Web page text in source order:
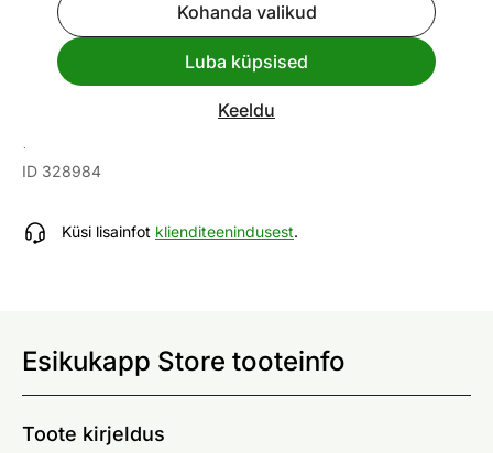
Kohanda valikud
Luba küpsised
Keeldu
Vaata sarnaseid
Esikukapp Store
ID 328984
Küsi lisainfot klienditeenindusest.
Esikukapp Store tooteinfo
Toote kirjeldus